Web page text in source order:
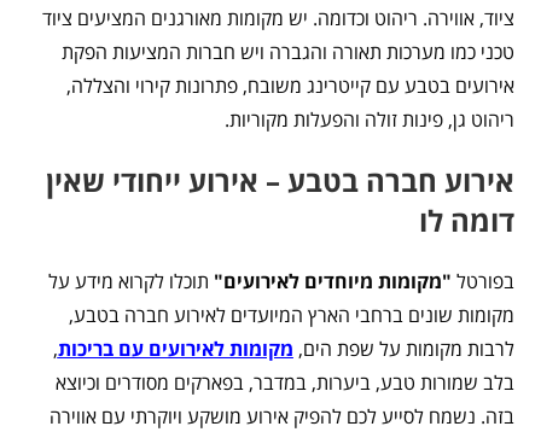
ציוד, אווירה. ריהוט וכדומה. יש מקומות מאורגנים המציעים ציוד
טכני כמו מערכות תאורה והגברה ויש חברות המציעות הפקת
אירועים בטבע עם קייטרינג משובח, פתרונות קירוי והצללה,
ריהוט גן, פינות זולה והפעלות מקוריות.
אירוע חברה בטבע – אירוע ייחודי שאין
דומה לו
בפורטל "מקומות מיוחדים לאירועים" תוכלו לקרוא מידע על
מקומות שונים ברחבי הארץ המיועדים לאירוע חברה בטבע,
לרבות מקומות על שפת הים, מקומות לאירועים עם בריכות,
בלב שמורות טבע, ביערות, במדבר, בפארקים מסודרים וכיוצא
בזה. נשמח לסייע לכם להפיק אירוע מושקע ויוקרתי עם אווירה